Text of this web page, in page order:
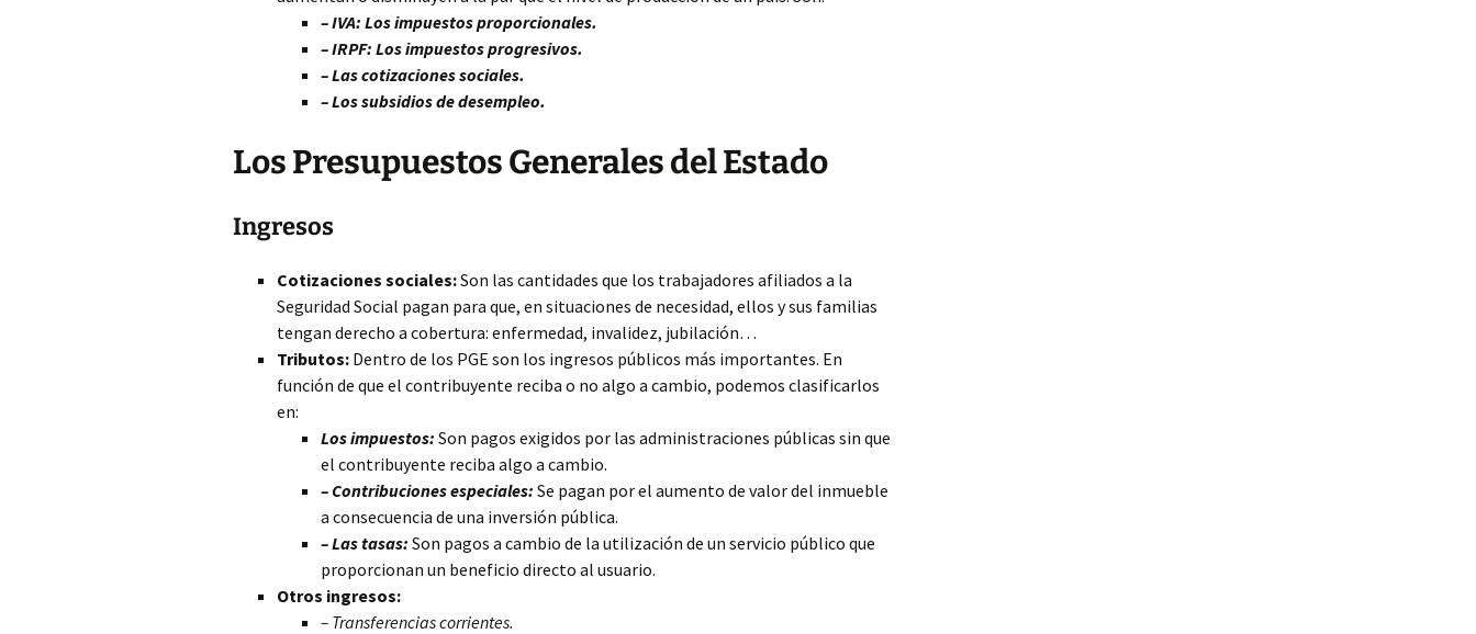
– IVA: Los impuestos proporcionales.
– IRPF: Los impuestos progresivos.
– Las cotizaciones sociales.
– Los subsidios de desempleo.
Los Presupuestos Generales del Estado
Ingresos
Cotizaciones sociales:Son las cantidades que los trabajadores afiliados a la
Seguridad Social pagan para que, en situaciones de necesidad, ellos y sus familias
tengan derecho a cobertura: enfermedad, invalidez, jubilación…
Tributos: Dentro de los PGE son los ingresos públicos más importantes. En
función de que el contribuyente reciba o no algo a cambio, podemos clasificarlos
en:
Los impuestos: Son pagos exigidos por las administraciones públicas sin que
el contribuyente reciba algo a cambio.
– Contribuciones especiales: Se pagan por el aumento de valor del inmueble
a consecuencia de una inversión pública.
– Las tasas: Son pagos a cambio de la utilización de un servicio público que
proporcionan un beneficio directo al usuario.
Otros ingresos:
– Transferencias corrientes.